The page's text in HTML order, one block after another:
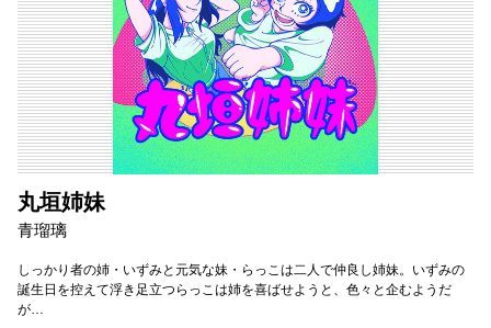
丸垣姉妹
青瑠璃
しっかり者の姉・いずみと元気な妹・らっこは二人で仲良し姉妹。いずみの
誕生日を控えて浮き足立つらっこは姉を喜ばせようと、色々と企むようだ
が…